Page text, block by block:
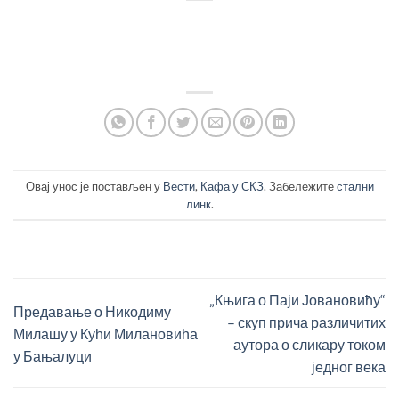
Овај унос је постављен у Вести, Кафа у СКЗ. Забележитестални
линк.
Предавање о Никодиму
Милашу у Кући Милановића
у Бањалуци
„Књига о Паји Јовановићу“
– скуп прича различитих
аутора о сликару током
једног века